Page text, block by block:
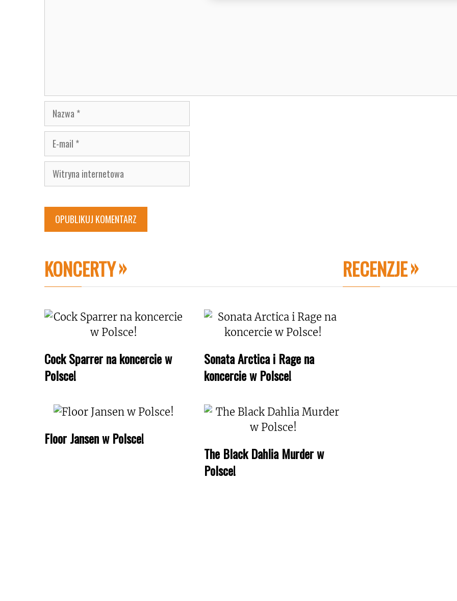
Nazwa
E-
mail
Witryna
internetowa
KONCERTY
Cock Sparrer na koncercie w
Polsce!
Sonata Arctica i Rage na
koncercie w Polsce!
Floor Jansen w Polsce!
The Black Dahlia Murder w
Polsce!
RECENZJE